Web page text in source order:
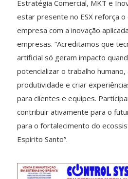
Estratégia Comercial, MKT e
estar presente no ESX reforça
empresa com a inovação
empresas. “Acreditamos que
artificial só geram impacto
potencializar o trabalho humano,
produtividade e criar
para clientes e equipes.
contribuir ativamente para o
para o fortalecimento do
Espírito Santo”.